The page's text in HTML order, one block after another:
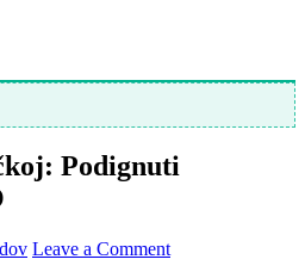
Podignuti
Leave a Comment